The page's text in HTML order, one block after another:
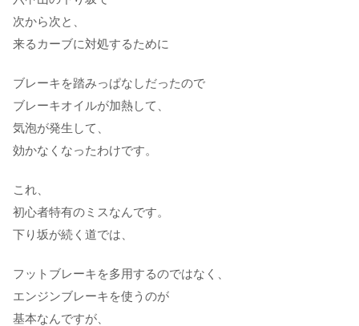
次から次と、
来るカーブに対処するために
ブレーキを踏みっぱなしだったので
ブレーキオイルが加熱して、
気泡が発生して、
効かなくなったわけです。
これ、
初心者特有のミスなんです。
下り坂が続く道では、
フットブレーキを多用するのではなく、
エンジンブレーキを使うのが
基本なんですが、